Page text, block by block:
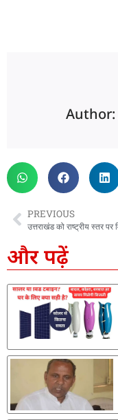
Author:
PREVIOUS
और पढ़ें